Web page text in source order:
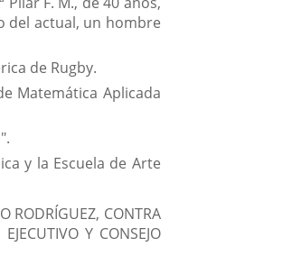
del actual, un hombre
de Rugby.
Matemática Aplicada
y la Escuela de Arte
RODRÍGUEZ, CONTRA
Y CONSEJO